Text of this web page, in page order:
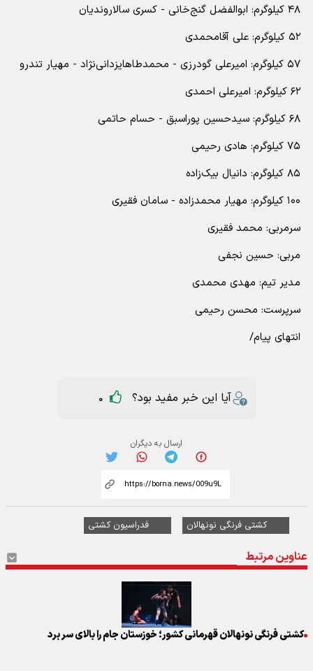
۴۸ کیلوگرم: ابوالفضل گنج‌خانی - کسری سالاروندیان
۵۲ کیلوگرم: علی آقامحمدی
۵۷ کیلوگرم: امیرعلی گودرزی - محمدطاهایزدانی‌نژاد - مهیار تندرو
۶۲ کیلوگرم: امیرعلی احمدی
۶۸ کیلوگرم: سیدحسین پوراسبق - حسام حاتمی
۷۵ کیلوگرم: هادی رحیمی
۸۵ کیلوگرم: دانیال بیک‌زاده
۱۰۰ کیلوگرم: مهیار محمدزاده - سامان فقیری
سرمربی: محمد فقیری
مربی: حسین نجفی
مدیر تیم: مهدی محمدی
سرپرست: محسن رحیمی
انتهای پیام/
آیا این خبر مفید بود؟ 0
ارسال به دیگران
کشتی فرنگی نونهالان فدراسیون کشتی
عناوین مرتبط
کشتی فرنگی نونهالان قهرمانی کشور؛ خوزستان جام را بالای سر برد